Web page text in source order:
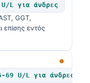
L για άνδρες
GGT,
επίσης εντός
69 U/L για άνδρες